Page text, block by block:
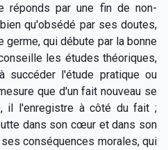
réponds par une fin de non-
qu'obsédé par ses doutes,
qui débute par la bonne
les études théoriques,
succéder l'étude pratique ou
que d'un fait nouveau se
il l'enregistre à côté du fait ;
dans son cœur et dans son
conséquences morales, qui